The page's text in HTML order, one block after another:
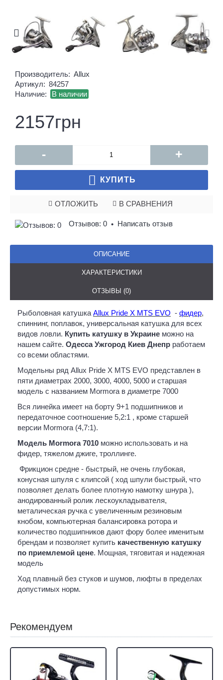
Производитель: Allux
Артикул: 84257
Наличие:
В наличии
2157грн
- +
КУПИТЬ
ОТЛОЖИТЬ В СРАВНЕНИЯ
Отзывов: 0 • Написать отзыв
ОПИСАНИЕ
ХАРАКТЕРИСТИКИ
ОТЗЫВЫ (0)
Рыболовная катушка Allux Pride X MTS EVO - фидер,
спиннинг, поплавок, универсальная катушка для всех
видов ловли. Купить катушку в Украине можно на
нашем сайте. Одесса Ужгород Киев Днепр работаем
со всеми областями.
Модельны ряд Allux Pride X MTS EVO представлен в
пяти диаметрах 2000, 3000, 4000, 5000 и старшая
модель с названием Mormora в диаметре 7000
Вся линейка имеет на борту 9+1 подшипников и
передаточное соотношение 5,2:1 , кроме старшей
версии Mormora (4,7:1).
Модель Mormora 7010 можно использовать и на
фидер, тяжелом джиге, троллинге.
Фрикцион средне - быстрый, не очень глубокая,
конусная шпуля с клипсой ( ход шпули быстрый, что
позволяет делать более плотную намотку шнура ),
анодированный ролик лескоукладывателя,
металическая ручка с увеличенным резиновым
кнобом, компьютерная балансировка ротора и
количество подшипников дают фору более именитым
брендам и позволяет купить качественную катушку
по приемлемой цене. Мощная, тяговитая и надежная
модель
Ход плавный без стуков и шумов, люфты в пределах
допустимых норм.
Рекомендуем